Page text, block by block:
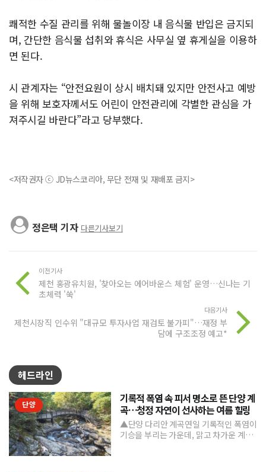
쾌적한 수질 관리를 위해 물놀이장 내 음식물 반입은 금지되
며, 간단한 음식물 섭취와 휴식은 사무실 옆 휴게실을 이용하
면 된다.
시 관계자는 “안전요원이 상시 배치돼 있지만 안전사고 예방
을 위해 보호자께서도 어린이 안전관리에 각별한 관심을 가
져주시길 바란다”라고 당부했다.
<저작권자 ⓒ JD뉴스코리아, 무단 전재 및 재배포 금지>
정은택 기자 다른기사보기
이전기사
제천 홍광유치원, '찾아오는 에어바운스 체험' 운영…신나는 기
초체력 '쑥'
다음기사
제천시장직 인수위 "대규모 투자사업 재검토 불가피"…재정 부
담에 구조조정 예고*
헤드라인
단양
기록적 폭염 속 피서 명소로 뜬 단양 계
곡…청정 자연이 선사하는 여름 힐링
▲단양 다리안 계곡연일 기록적인 폭염이
기승을 부리는 가운데, 맑고 차가운 계곡